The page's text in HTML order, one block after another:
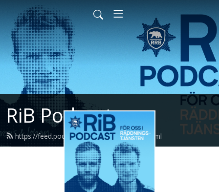
RiB Podcast
https://feed.podbean.com/ribpodcast/feed.xml